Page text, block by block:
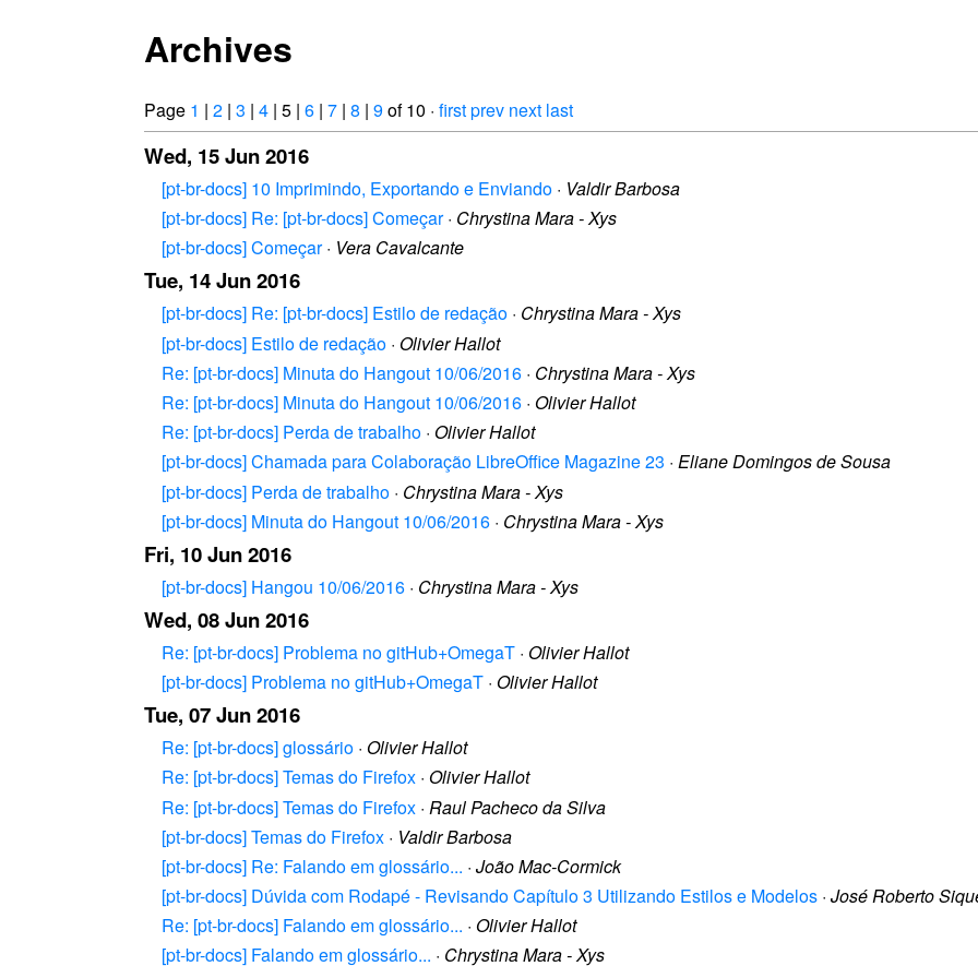
Archives
Page 1 | 2 | 3 | 4 | 5 | 6 | 7 | 8 | 9of 10 · firstprev next last
Wed, 15 Jun 2016
[pt-br-docs] 10 Imprimindo, Exportando e Enviando · Valdir Barbosa
[pt-br-docs] Re: [pt-br-docs] Começar· Chrystina Mara - Xys
[pt-br-docs] Começar· Vera Cavalcante
Tue, 14 Jun 2016
[pt-br-docs] Re: [pt-br-docs] Estilo de redação · Chrystina Mara - Xys
[pt-br-docs] Estilo de redação · Olivier Hallot
Re: [pt-br-docs] Minuta do Hangout 10/06/2016 · Chrystina Mara - Xys
Re: [pt-br-docs] Minuta do Hangout 10/06/2016 · Olivier Hallot
Re: [pt-br-docs] Perda de trabalho · Olivier Hallot
[pt-br-docs] Chamada para Colaboração LibreOffice Magazine 23 · Eliane Domingos de Sousa
[pt-br-docs] Perda de trabalho · Chrystina Mara - Xys
[pt-br-docs] Minuta do Hangout 10/06/2016 · Chrystina Mara - Xys
Fri, 10 Jun 2016
[pt-br-docs] Hangou 10/06/2016 · Chrystina Mara - Xys
Wed, 08 Jun 2016
Re: [pt-br-docs] Problema no gitHub+OmegaT · Olivier Hallot
[pt-br-docs] Problema no gitHub+OmegaT · Olivier Hallot
Tue, 07 Jun 2016
Re: [pt-br-docs] glossário · Olivier Hallot
Re: [pt-br-docs] Temas do Firefox · Olivier Hallot
Re: [pt-br-docs] Temas do Firefox · Raul Pacheco da Silva
[pt-br-docs] Temas do Firefox · Valdir Barbosa
[pt-br-docs] Re: Falando em glossário... · João Mac-Cormick
[pt-br-docs] Dúvida com Rodapé - Revisando Capítulo 3 Utilizando Estilos e Modelos · José Roberto
Re: [pt-br-docs] Falando em glossário... · Olivier Hallot
[pt-br-docs] Falando em glossário... · Chrystina Mara - Xys